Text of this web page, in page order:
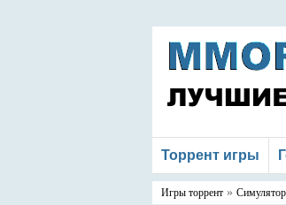
Торрент игры
Игры торрент »